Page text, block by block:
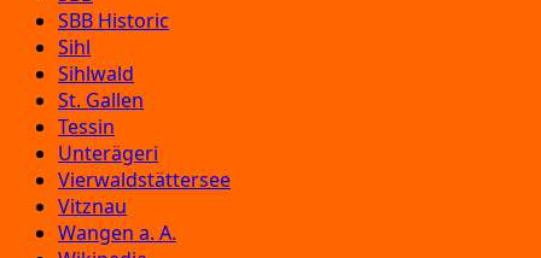
SBB Historic
Sihl
Sihlwald
St. Gallen
Tessin
Unterägeri
Vierwaldstättersee
Vitznau
Wangen a. A.